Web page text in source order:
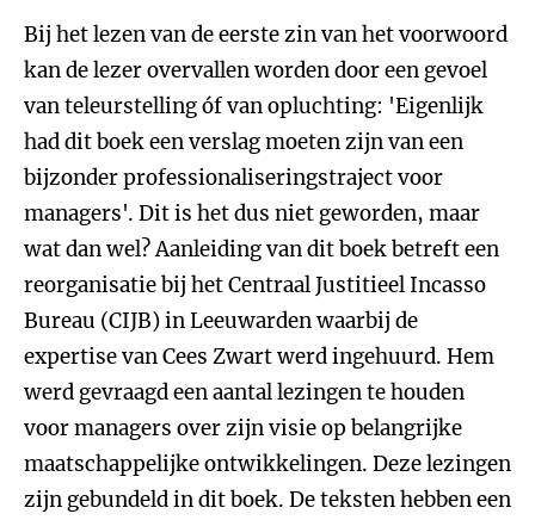
Bij het lezen van de eerste zin van het voorwoord
kan de lezer overvallen worden door een gevoel
van teleurstelling óf van opluchting: 'Eigenlijk
had dit boek een verslag moeten zijn van een
bijzonder professionaliseringstraject voor
managers'. Dit is het dus niet geworden, maar
wat dan wel? Aanleiding van dit boek betreft een
reorganisatie bij het Centraal Justitieel Incasso
Bureau (CIJB) in Leeuwarden waarbij de
expertise van Cees Zwart werd ingehuurd. Hem
werd gevraagd een aantal lezingen te houden
voor managers over zijn visie op belangrijke
maatschappelijke ontwikkelingen. Deze lezingen
zijn gebundeld in dit boek. De teksten hebben een